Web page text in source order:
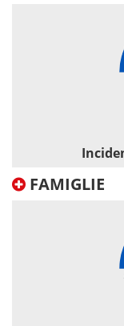
FAMIGLIE